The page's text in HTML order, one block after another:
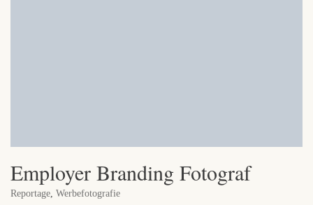
Employer Branding Fotograf
Reportage Werbefotografie